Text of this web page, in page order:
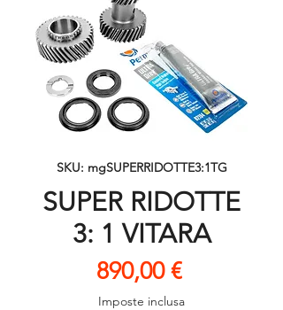
SKU: mgSUPERRIDOTTE3:1TG
SUPER RIDOTTE
3: 1 VITARA
890,00 €Prezzo
Imposte inclusa